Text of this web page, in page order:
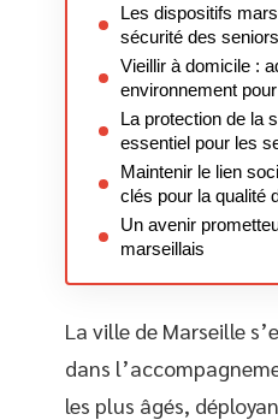
Les dispositifs
sécurité des seniors
Vieillir à domicile :
environnement pour
La protection de la
essentiel pour les
Maintenir le lien
clés pour la qualité
Un avenir
marseillais
La ville de Marseille
dans
les plus âgés,